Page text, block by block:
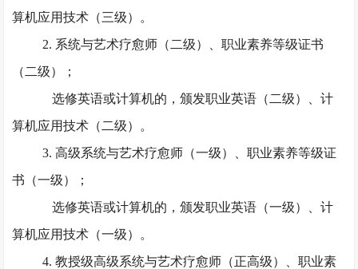
算机应用技术（三级）。
2. 系统与艺术疗愈师（二级）、职业素养等级证书
（二级）；
选修英语或计算机的，颁发职业英语（二级）、计
算机应用技术（二级）。
3. 高级系统与艺术疗愈师（一级）、职业素养等级证
书（一级）；
选修英语或计算机的，颁发职业英语（一级）、计
算机应用技术（一级）。
4. 教授级高级系统与艺术疗愈师（正高级）、职业素